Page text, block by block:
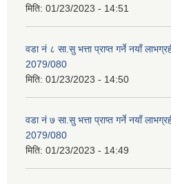
मिति: 01/23/2023 - 14:51
वडा नं ८ सा.सु भत्ता प्राप्त गर्ने नयाँ
2079/080
मिति: 01/23/2023 - 14:50
वडा नं ७ सा.सु भत्ता प्राप्त गर्ने नयाँ
2079/080
मिति: 01/23/2023 - 14:49